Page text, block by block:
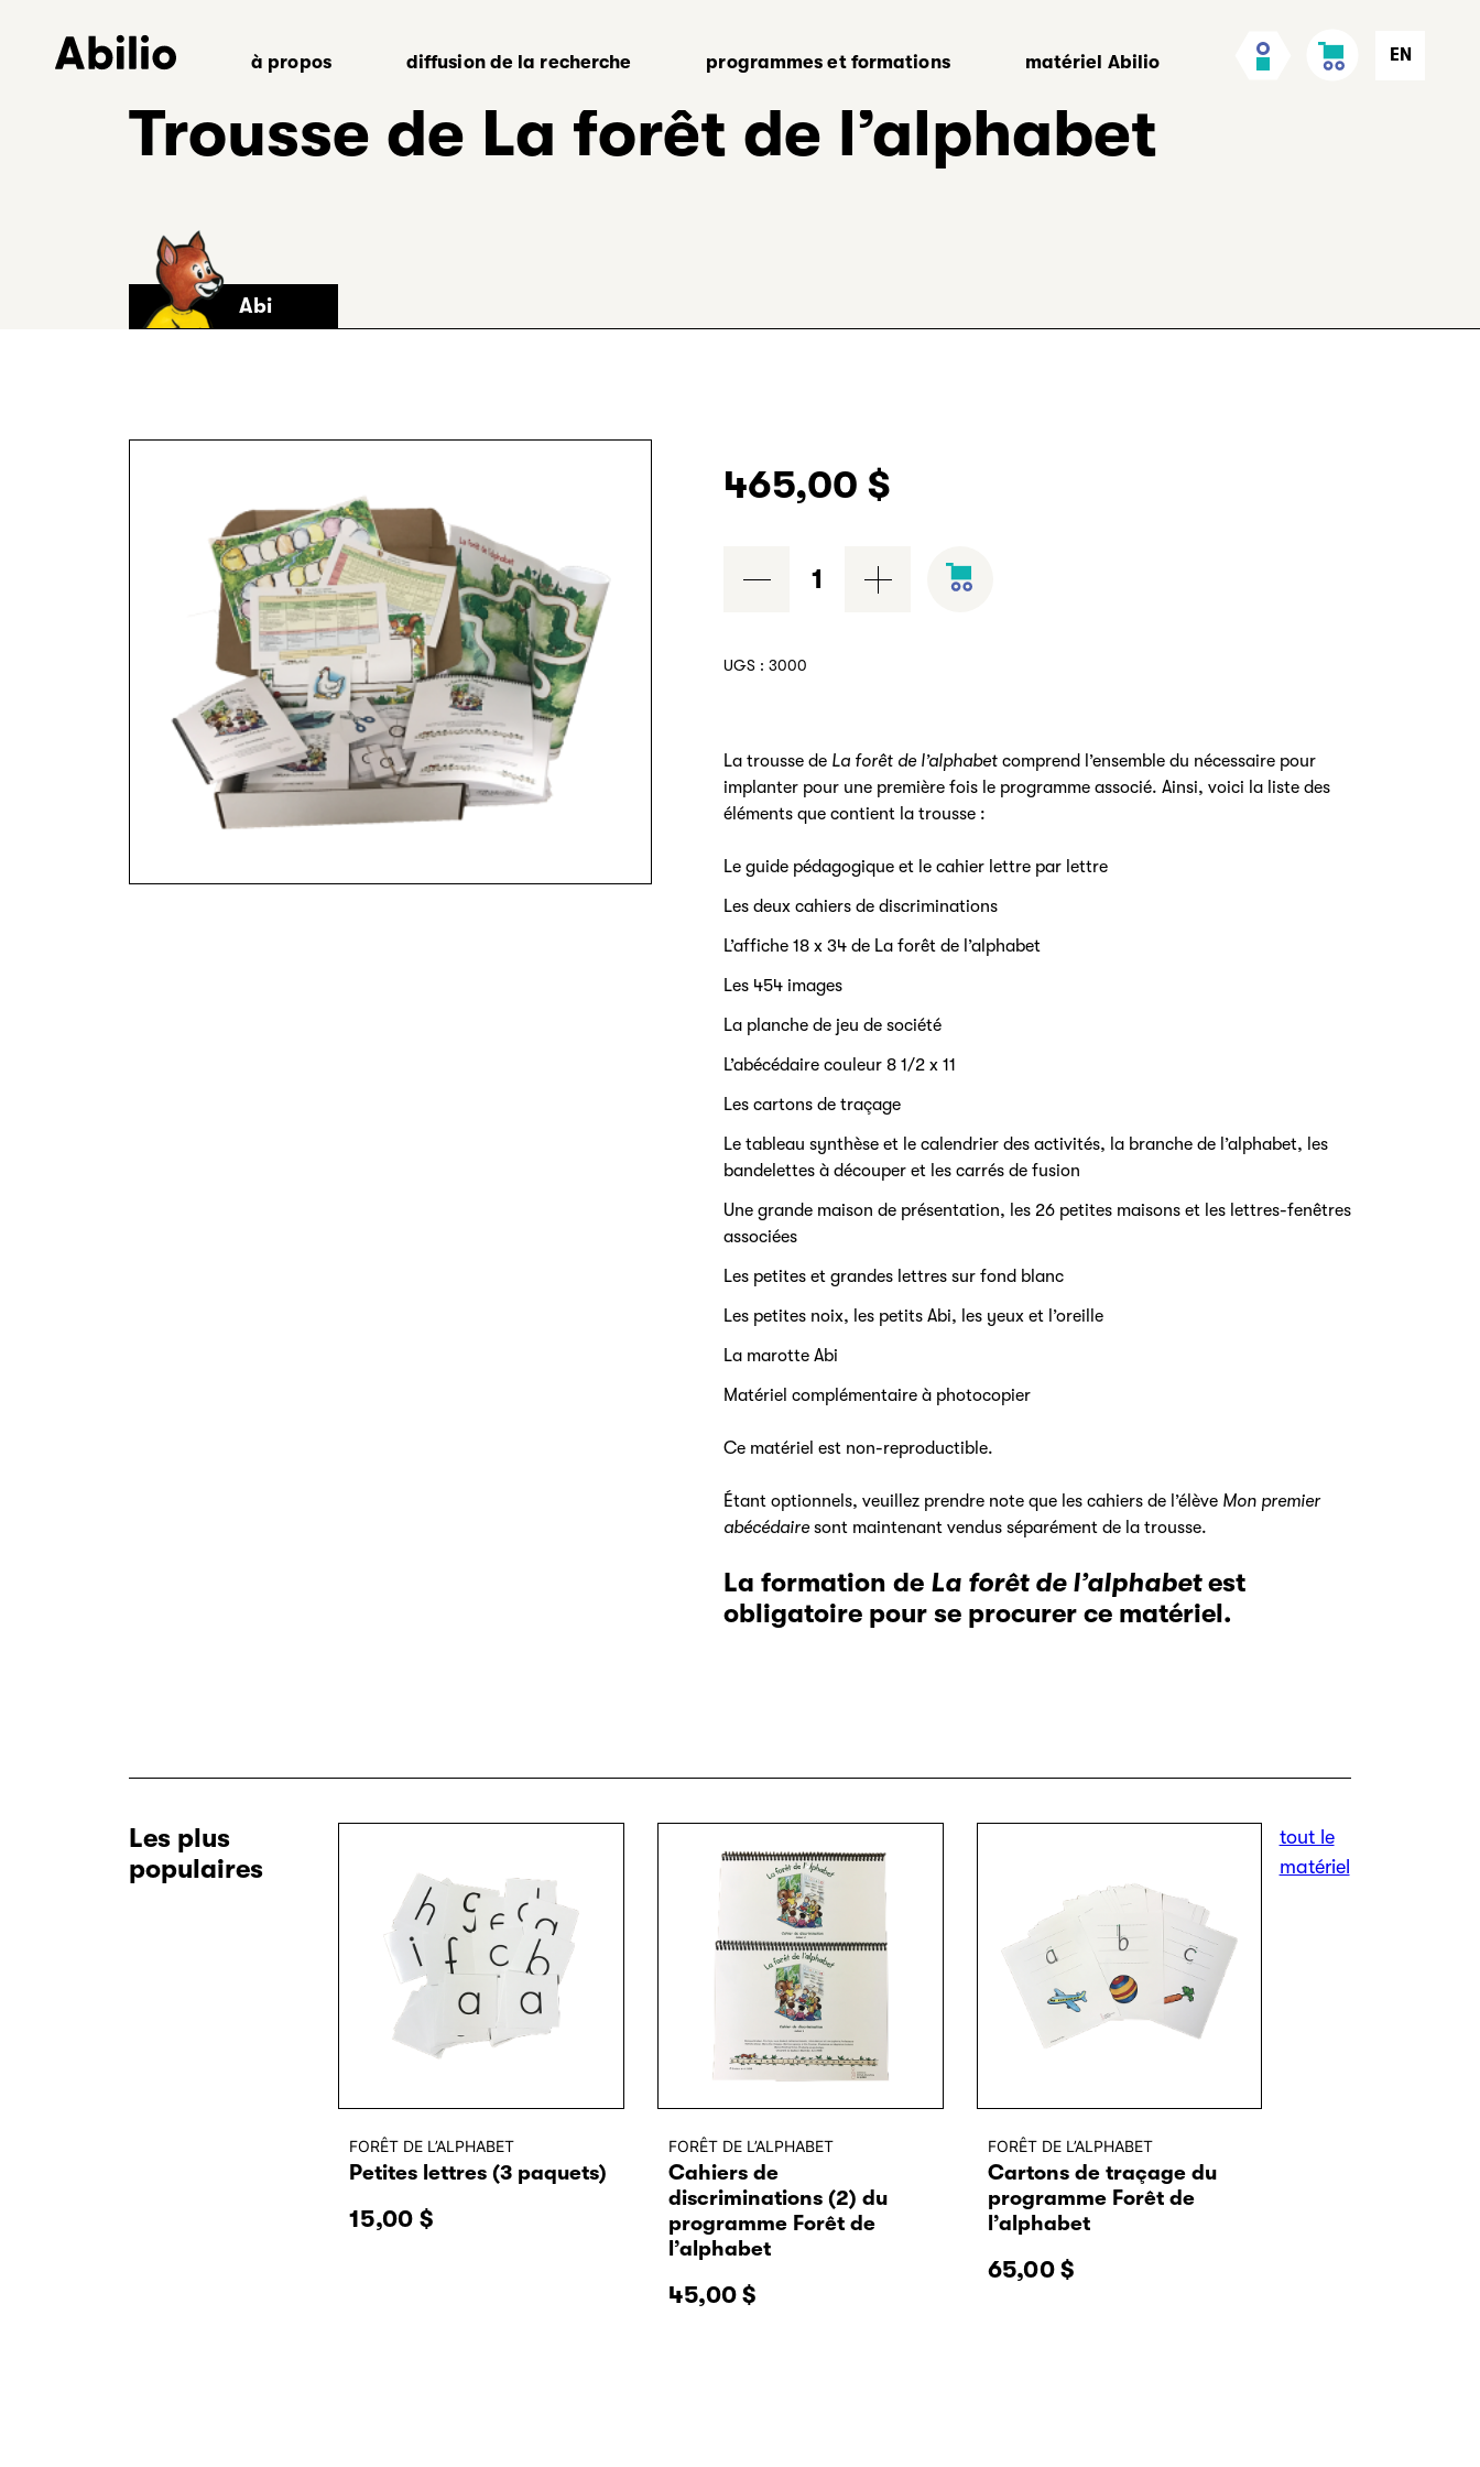
contenu
Mon
compte
Panier
EN
à propos diffusion de la recherche programmes et formations matériel Abilio
Trousse de La forêt de l’alphabet
Abi
465,00 $
l'alphabet
UGS : 3000
La trousse de La forêt de l’alphabet comprend l’ensemble du nécessaire pour
implanter pour une première fois le programme associé. Ainsi, voici la liste des
éléments que contient la trousse :
Le guide pédagogique et le cahier lettre par lettre
Les deux cahiers de discriminations
L’affiche 18 x 34 de La forêt de l’alphabet
Les 454 images
La planche de jeu de société
L’abécédaire couleur 8 1/2 x 11
Les cartons de traçage
Le tableau synthèse et le calendrier des activités, la branche de l’alphabet, les
bandelettes à découper et les carrés de fusion
Une grande maison de présentation, les 26 petites maisons et les lettres-fenêtres
associées
Les petites et grandes lettres sur fond blanc
Les petites noix, les petits Abi, les yeux et l’oreille
La marotte Abi
Matériel complémentaire à photocopier
Ce matériel est non-reproductible.
Étant optionnels, veuillez prendre note que les cahiers de l’élève Mon premier
abécédairesont maintenant vendus séparément de la trousse.
La formation de La forêt de l’alphabetest
obligatoire pour se procurer ce matériel.
Les plus
populaires
FORÊT DE L’ALPHABET
Petites lettres (3 paquets)
15,00 $
FORÊT DE L’ALPHABET
Cahiers de
discriminations (2) du
programme Forêt de
l’alphabet
45,00$
FORÊT DE L’ALPHABET
Cartons de traçage du
programme Forêt de
l’alphabet
65,00$
tout le
matériel